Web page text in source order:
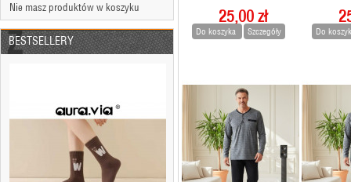
Nie masz produktów w koszyku
BESTSELLERY
Skarpety damskie (35-41)
3,30 zł
25,00 zł
Do koszyka Szczegóły Do